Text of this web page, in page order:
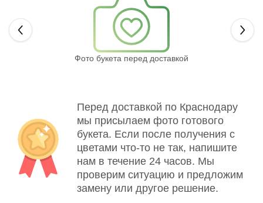
Фото букета перед доставкой
Перед доставкой по Краснодару
мы присылаем фото готового
букета. Если после получения с
цветами что-то не так, напишите
нам в течение 24 часов. Мы
проверим ситуацию и предложим
замену или другое решение.